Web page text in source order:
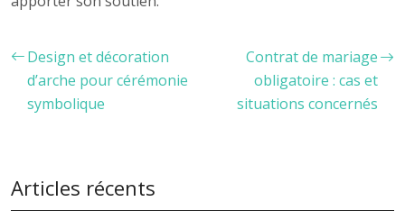
Design et décoration
d’arche pour cérémonie
symbolique
Contrat de mariage
obligatoire : cas et
situations concernés
Articles récents